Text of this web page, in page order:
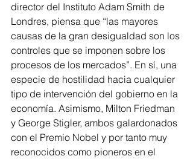
director del Instituto Adam Smith de
Londres, piensa que “las mayores
causas de la gran desigualdad son los
controles que se imponen sobre los
procesos de los mercados”. En sí, una
especie de hostilidad hacia cualquier
tipo de intervención del gobierno en la
economía. Asimismo, Milton Friedman
y George Stigler, ambos galardonados
con el Premio Nobel y por tanto muy
reconocidos como pioneros en el